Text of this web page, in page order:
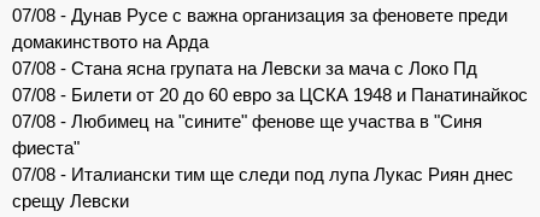
07/08 - Дунав Русе с важна организация за феновете преди
домакинството на Арда
07/08 - Стана ясна групата на Левски за мача с Локо Пд
07/08 - Билети от 20 до 60 евро за ЦСКА 1948 и Панатинайкос
07/08 - Любимец на "сините" фенове ще участва в "Синя
фиеста"
07/08 - Италиански тим ще следи под лупа Лукас Риян днес
срещу Левски